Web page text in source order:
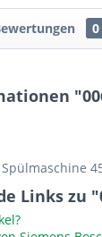
0
Links zu